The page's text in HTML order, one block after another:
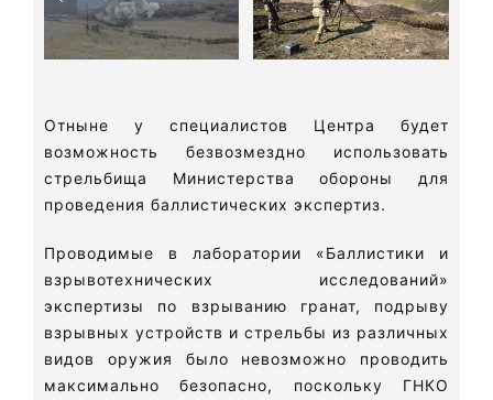
Отныне у специалистов Центра будет
возможность безвозмездно использовать
стрельбища Министерства обороны для
проведения баллистических экспертиз.
Проводимые в лаборатории «Баллистики и
взрывотехнических исследований»
экспертизы по взрыванию гранат, подрыву
взрывных устройств и стрельбы из различных
видов оружия было невозможно проводить
максимально безопасно, поскольку ГНКО